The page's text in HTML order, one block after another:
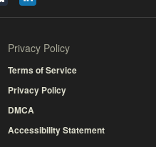
Privacy Policy
Terms of Service
Privacy Policy
DMCA
Accessibility Statement